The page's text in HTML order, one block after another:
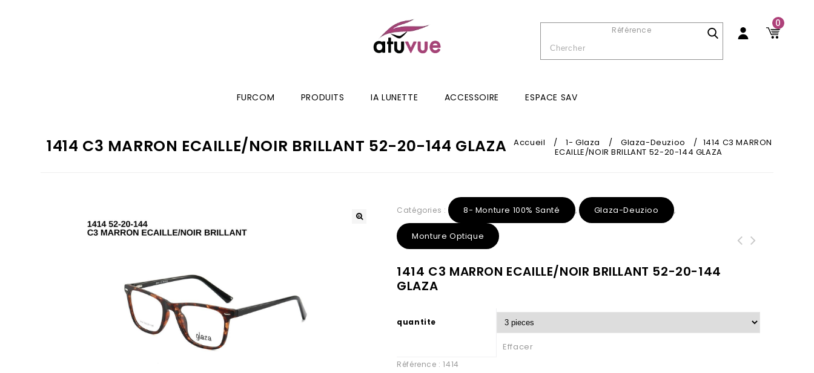
0
Référence
FURCOM PRODUITS IA LUNETTE ACCESSOIRE ESPACE SAV
1414 C3 MARRON ECAILLE/NOIR BRILLANT 52-20-144 GLAZA Accueil / 1- Glaza / Glaza-Deuzioo / 1414 C3 MARRON
ECAILLE/NOIR BRILLANT 52-20-144 GLAZA
Catégories : 8- Monture 100% Santé , Glaza-Deuzioo ,
Monture Optique
1414 C3 MARRON ECAILLE/NOIR BRILLANT 52-20-144
GLAZA
quantite
Effacer
Référence : 1414